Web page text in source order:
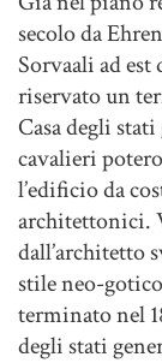
secolo da
Sorvaali ad est
riservato un
Casa degli
cavalieri
l’edificio da
architettonici.
dall’architetto
stile neo-
terminato nel
degli stati